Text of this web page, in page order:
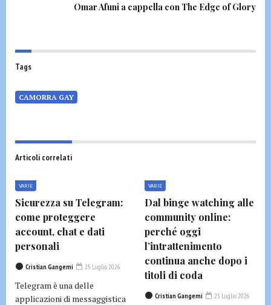
Omar Afuni a cappella con The Edge of Glory
Tags
CAMORRA GAY
Articoli correlati
VARIE
Sicurezza su Telegram:
come proteggere
account, chat e dati
personali
Cristian Gangemi 25 Luglio 2026
Telegram è una delle
applicazioni di messaggistica
VARIE
Dal binge watching alle
community online:
perché oggi
l’intrattenimento
continua anche dopo i
titoli di coda
Cristian Gangemi 25 Luglio 2026